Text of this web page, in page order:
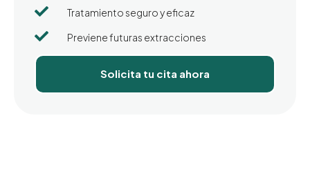
 Tratamiento seguro y eficaz
 Previene futuras extracciones
Solicita tu cita ahora